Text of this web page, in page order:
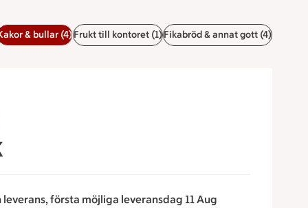
& bullar (4)Frukt till kontoret (1)Fikabröd & annat gott (4)
första möjliga leveransdag 11 Aug